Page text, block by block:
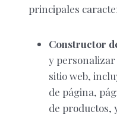
principales
Constructor
y personalizar
sitio web,
de página,
de productos,